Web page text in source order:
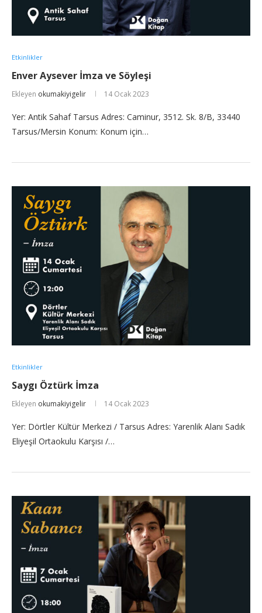
Etkinlikler
Enver Aysever İmza ve Söyleşi
Ekleyen okumakiyigelir 14 Ocak 2023
Yer: Antik Sahaf Tarsus Adres: Caminur, 3512. Sk. 8/B, 33440
Tarsus/Mersin Konum: Konum için…
Etkinlikler
Saygı Öztürk İmza
Ekleyen okumakiyigelir 14 Ocak 2023
Yer: Dörtler Kültür Merkezi / Tarsus Adres: Yarenlik Alanı Sadık
Eliyeşil Ortaokulu Karşısı /…